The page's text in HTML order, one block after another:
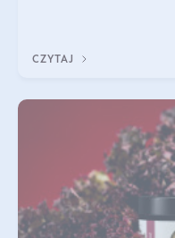
CZYTAJ